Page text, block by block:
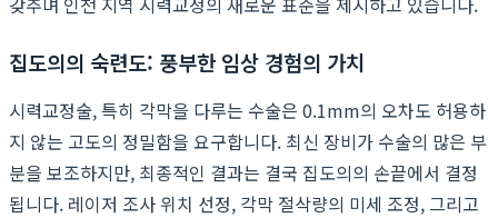
집도의의 숙련도: 풍부한 임상 경험의 가치
시력교정술, 특히 각막을 다루는 수술은 0.1mm의 오차도 허용하
지 않는 고도의 정밀함을 요구합니다. 최신 장비가 수술의 많은 부
분을 보조하지만, 최종적인 결과는 결국 집도의의 손끝에서 결정
됩니다. 레이저 조사 위치 선정, 각막 절삭량의 미세 조정, 그리고